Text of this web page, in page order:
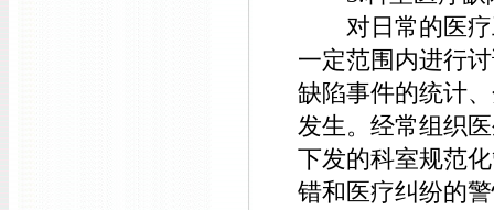
对日常的医疗
一定范围内进行
缺陷事件的统计
发生。经常组织
下发的科室规范
错和医疗纠纷的